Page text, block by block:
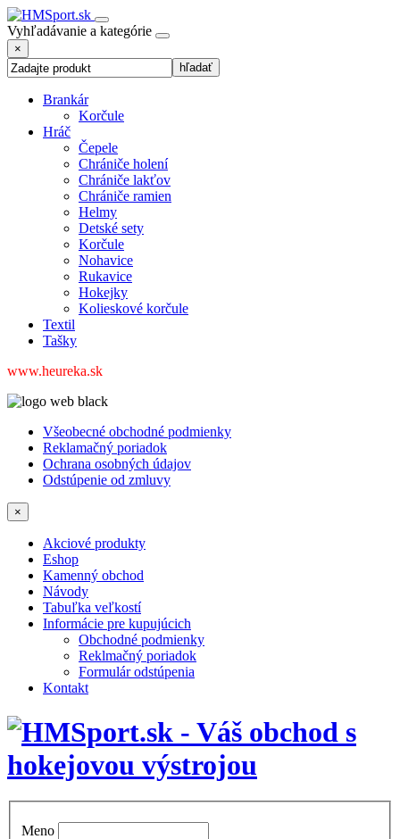
Vyhľadávanie a kategórie
×
Brankár
Korčule
Hráč
Čepele
Chrániče holení
Chrániče lakťov
Chrániče ramien
Helmy
Detské sety
Korčule
Nohavice
Rukavice
Hokejky
Kolieskové korčule
Textil
Tašky
www.heureka.sk
Všeobecné obchodné podmienky
Reklamačný poriadok
Ochrana osobných údajov
Odstúpenie od zmluvy
×
Akciové produkty
Eshop
Kamenný obchod
Návody
Tabuľka veľkostí
Informácie pre kupujúcich
Obchodné podmienky
Reklmačný poriadok
Formulár odstúpenia
Kontakt
Meno